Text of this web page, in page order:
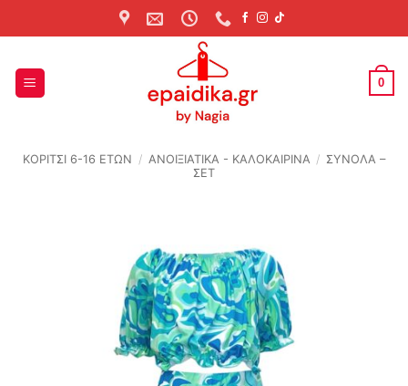
to
0
ΚΟΡΙΤΣΙ 6-16 ΕΤΩΝ / ΑΝΟΙΞΙΆΤΙΚΑ - ΚΑΛΟΚΑΙΡΙΝΆ / ΣΥΝΟΛΑ –
ΣΕΤ